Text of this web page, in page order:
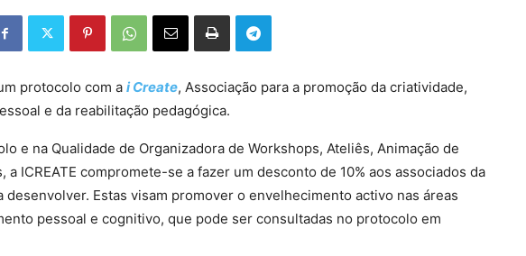
protocolo com a i Create, Associação para a promoção da criatividade,
e da reabilitação pedagógica.
e na Qualidade de Organizadora de Workshops, Ateliês, Animação de
a ICREATE compromete-se a fazer um desconto de 10% aos associados da
desenvolver. Estas visam promover o envelhecimento activo nas áreas
pessoal e cognitivo, que pode ser consultadas no protocolo em